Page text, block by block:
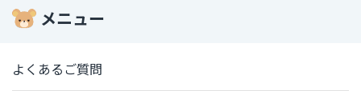
メニュー
よくあるご質問